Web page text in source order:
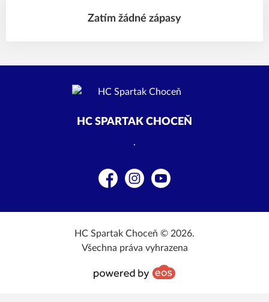
Zatím žádné zápasy
HC SPARTAK CHOCEŇ
.
FacebookInstagramYouTube
HC Spartak Choceň © 2026.
Všechna práva vyhrazena